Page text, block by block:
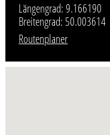
Längengrad: 9.166190
Breitengrad: 50.003614
Routenplaner